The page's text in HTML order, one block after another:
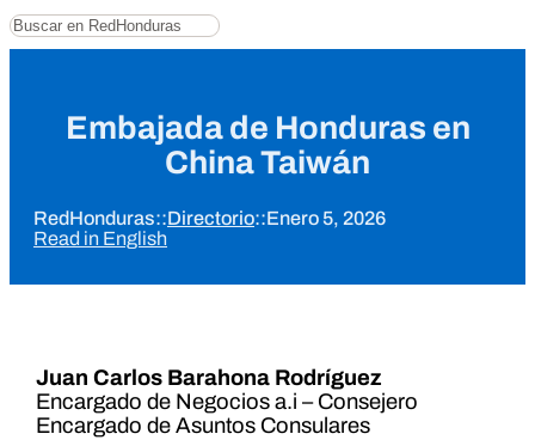
Buscar
Embajada de Honduras en
China Taiwán
RedHonduras::Directorio::Enero 5, 2026
Read in English
Juan Carlos Barahona Rodríguez
Encargado de Negocios a.i – Consejero
Encargado de Asuntos Consulares